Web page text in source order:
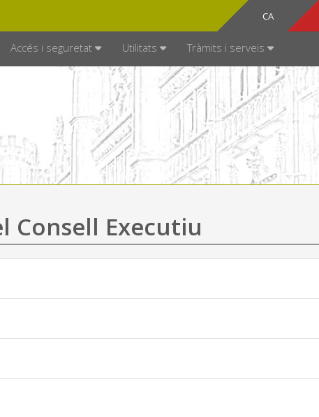
CA
ES
Accés i seguretat Utilitats Tràmits i serveis
Consell Executiu